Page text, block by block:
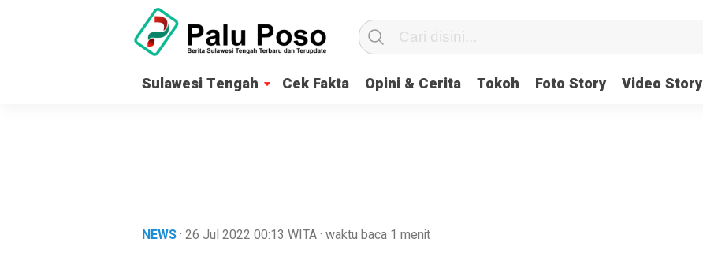
Sulawesi Tengah Cek Fakta Opini & Cerita Tokoh Foto Story Video Story
NEWS· 26 Jul 2022 00:13 WITA· waktu baca 1 menit